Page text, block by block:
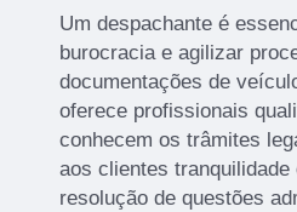
Um despachante é
burocracia e agilizar
documentações de
oferece profissionais
conhecem os trâmites
aos clientes
resolução de questões